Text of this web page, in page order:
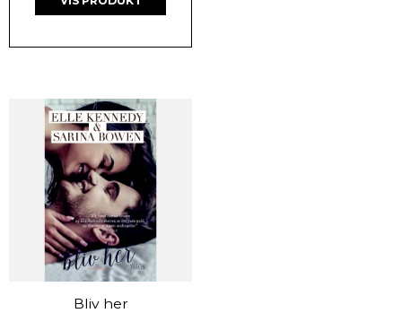
Bliv her